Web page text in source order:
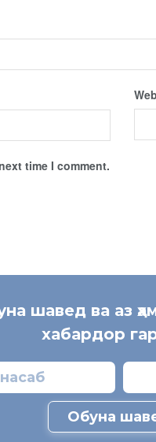
time I comment.
шавед ва аз
хабардор
Обуна